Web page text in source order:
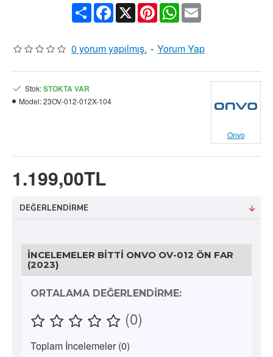
ShareFacebook
X PinterestWhatsApp
Email
0 yorum yapılmış. - Yorum Yap
1.199,00TL
Stok:STOKTA VAR
Model:23OV-012-012X-104
Onvo
DEĞERLENDIRME
İNCELEMELER BITTI ONVO OV-012 ÖN FAR
(2023)
ORTALAMA DEĞERLENDIRME:
(0)
Toplam İncelemeler (0)